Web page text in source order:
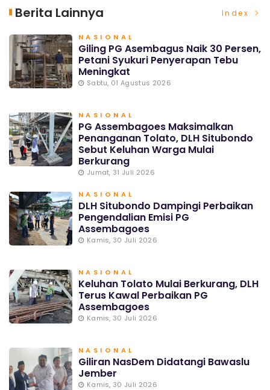
Berita Lainnya Index
NASIONAL
Giling PG Asembagus Naik 30 Persen,
Petani Syukuri Penyerapan Tebu
Meningkat
Sabtu, 01 Agustus 2026
NASIONAL
PG Assembagoes Maksimalkan
Penanganan Tolato, DLH Situbondo
Sebut Keluhan Warga Mulai
Berkurang
Jumat, 31 Juli 2026
NASIONAL
DLH Situbondo Dampingi Perbaikan
Pengendalian Emisi PG
Assembagoes
Kamis, 30 Juli 2026
NASIONAL
Keluhan Tolato Mulai Berkurang, DLH
Terus Kawal Perbaikan PG
Assembagoes
Kamis, 30 Juli 2026
NASIONAL
Giliran NasDem Didatangi Bawaslu
Jember
Kamis, 30 Juli 2026